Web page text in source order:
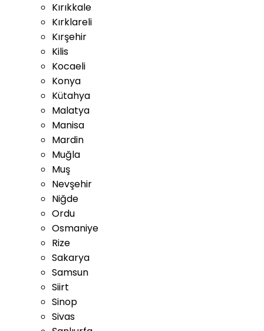
Kırıkkale
Kırklareli
Kırşehir
Kilis
Kocaeli
Konya
Kütahya
Malatya
Manisa
Mardin
Muğla
Muş
Nevşehir
Niğde
Ordu
Osmaniye
Rize
Sakarya
Samsun
Siirt
Sinop
Sivas